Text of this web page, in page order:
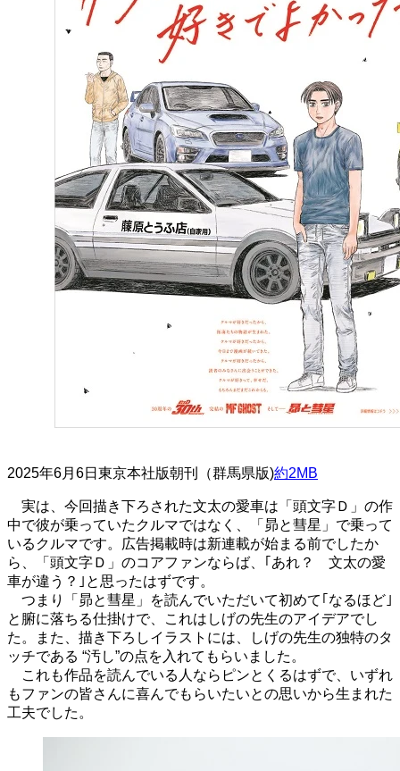
2025年6月6日東京本社版朝刊（群馬県版)約2MB
実は、今回描き下ろされた文太の愛車は「頭文字Ｄ」の作
中で彼が乗っていたクルマではなく、「昴と彗星」で乗って
いるクルマです。広告掲載時は新連載が始まる前でしたか
ら、「頭文字Ｄ」のコアファンならば、｢あれ？ 文太の愛
車が違う？｣と思ったはずです。
つまり「昴と彗星」を読んでいただいて初めて｢なるほど｣
と腑に落ちる仕掛けで、これはしげの先生のアイデアでし
た。また、描き下ろしイラストには、しげの先生の独特のタ
ッチである “汚し”の点を入れてもらいました。
これも作品を読んでいる人ならピンとくるはずで、いずれ
もファンの皆さんに喜んでもらいたいとの思いから生まれた
工夫でした。